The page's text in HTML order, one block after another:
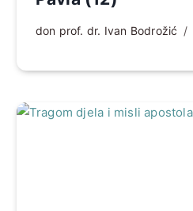
don prof. dr. Ivan Bodrožić